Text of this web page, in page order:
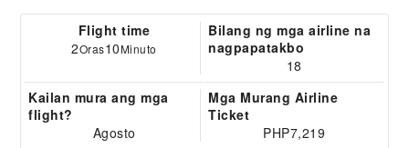
Flight time
2Oras10Minuto
Bilang ng mga airline na
nagpapatakbo
18
Kailan mura ang mga
flight?
Agosto
Mga Murang Airline
Ticket
PHP7,219